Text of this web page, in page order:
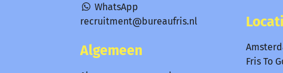
WhatsApp
recruitment@bureaufris.nl
Algemeen
Fris To